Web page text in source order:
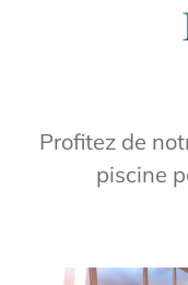
Profitez de
piscine